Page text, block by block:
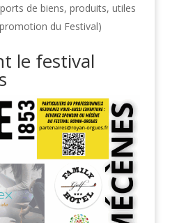
de biens, produits, utiles
du Festival)
le festival